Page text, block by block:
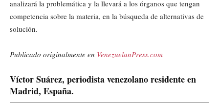
analizará la problemática y la llevará a los órganos que tengan
competencia sobre la materia, en la búsqueda de alternativas de
solución.
Publicado originalmente en VenezuelanPress.com
Víctor Suárez, periodista venezolano residente en
Madrid, España.